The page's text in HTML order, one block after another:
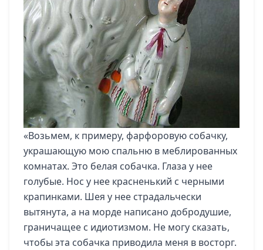
«Возьмем, к примеру, фарфоровую собачку,
украшающую мою спальню в меблированных
комнатах. Это белая собачка. Глаза у нее
голубые. Нос у нее красненький с черными
крапинками. Шея у нее страдальчески
вытянута, а на морде написано добродушие,
граничащее с идиотизмом. Не могу сказать,
чтобы эта собачка приводила меня в восторг.